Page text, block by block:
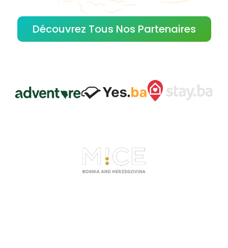
Découvrez Tous Nos Partenaires